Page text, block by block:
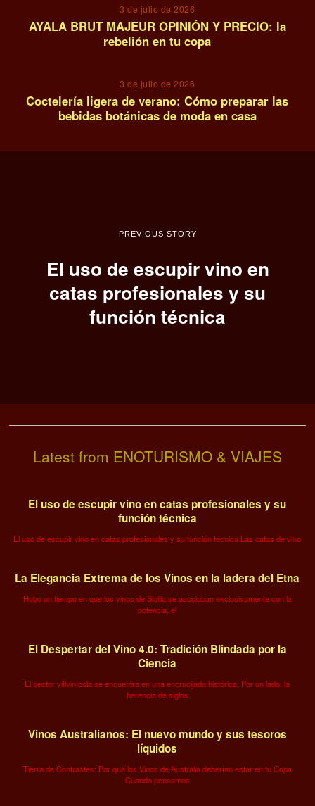
3 de julio de 2026
AYALA BRUT MAJEUR OPINIÓN Y PRECIO: la
rebelión en tu copa
3 de julio de 2026
Coctelería ligera de verano: Cómo preparar las
bebidas botánicas de moda en casa
PREVIOUS STORY
El uso de escupir vino en
catas profesionales y su
función técnica
Latest from ENOTURISMO & VIAJES
El uso de escupir vino en catas profesionales y su
función técnica
El uso de escupir vino en catas profesionales y su función técnica Las catas de vino
La Elegancia Extrema de los Vinos en la ladera del Etna
Hubo un tiempo en que los vinos de Sicilia se asociaban exclusivamente con la
potencia, el
El Despertar del Vino 4.0: Tradición Blindada por la
Ciencia
El sector vitivinícola se encuentra en una encrucijada histórica. Por un lado, la
herencia de siglos
Vinos Australianos: El nuevo mundo y sus tesoros
líquidos
Tierra de Contrastes: Por qué los Vinos de Australia deberían estar en tu Copa
Cuando pensamos